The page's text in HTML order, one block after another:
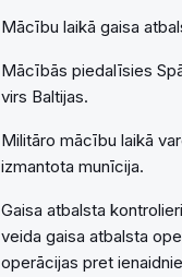
Mācību laikā gaisa
Mācībās piedalīsies
virs Baltijas.
Militāro mācību laikā
izmantota munīcija.
Gaisa atbalsta
veida gaisa atbalsta
operācijas pret